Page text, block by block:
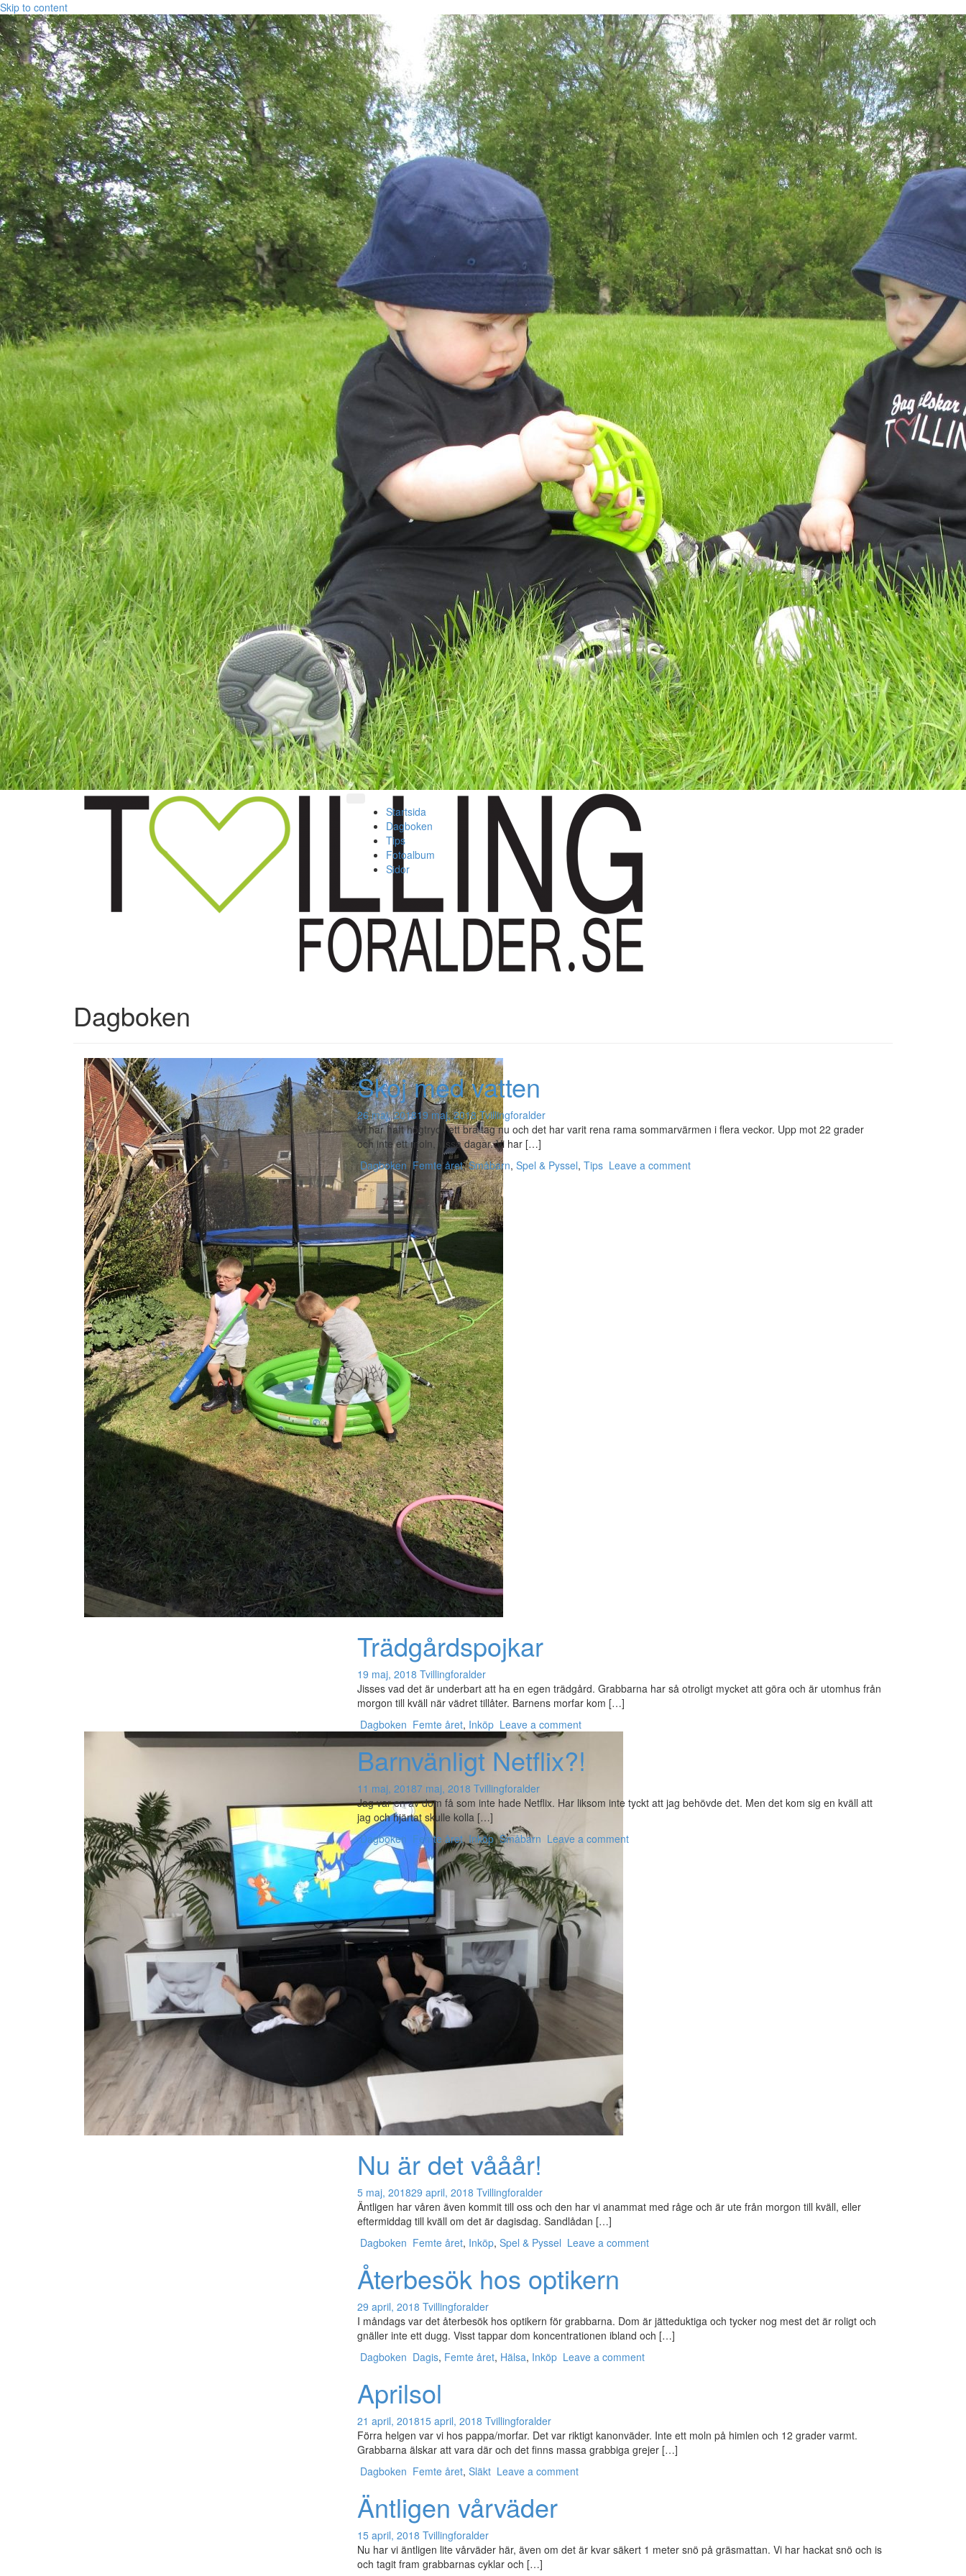
Skip to content
Startsida
Dagboken
Tips
Fotoalbum
Sidor
Dagboken
Skoj med vatten
26 maj, 201819 maj, 2018 Tvillingforalder
Vi har haft högtryck ett bra tag nu och det har varit rena rama sommarvärmen i flera veckor. Upp mot 22 grader
och inte ett moln, vissa dagar. Vi har […]
Dagboken Femte året,Småbarn, Spel & Pyssel, Tips Leave a comment
Trädgårdspojkar
19 maj, 2018 Tvillingforalder
Jisses vad det är underbart att ha en egen trädgård. Grabbarna har så otroligt mycket att göra och är utomhus från
morgon till kväll när vädret tillåter. Barnens morfar kom […]
Dagboken Femte året, Inköp Leave a comment
Barnvänligt Netflix?!
11 maj, 20187 maj, 2018 Tvillingforalder
Jag var en av dom få som inte hade Netflix. Har liksom inte tyckt att jag behövde det. Men det kom sig en kväll att
jag och hjärtat skulle kolla […]
Dagboken Femte året, Inköp,Småbarn Leave a comment
Nu är det vååår!
5 maj, 201829 april, 2018 Tvillingforalder
Äntligen har våren även kommit till oss och den har vi anammat med råge och är ute från morgon till kväll, eller
eftermiddag till kväll om det är dagisdag. Sandlådan […]
Dagboken Femte året, Inköp, Spel & Pyssel Leave a comment
Återbesök hos optikern
29 april, 2018 Tvillingforalder
I måndags var det återbesök hos optikern för grabbarna. Dom är jätteduktiga och tycker nog mest det är roligt och
gnäller inte ett dugg. Visst tappar dom koncentrationen ibland och […]
Dagboken Dagis, Femte året, Hälsa, Inköp Leave a comment
Aprilsol
21 april, 201815 april, 2018 Tvillingforalder
Förra helgen var vi hos pappa/morfar. Det var riktigt kanonväder. Inte ett moln på himlen och 12 grader varmt.
Grabbarna älskar att vara där och det finns massa grabbiga grejer […]
Dagboken Femte året, Släkt Leave a comment
Äntligen vårväder
15 april, 2018 Tvillingforalder
Nu har vi äntligen lite vårväder här, även om det är kvar säkert 1 meter snö på gräsmattan. Vi har hackat snö och is
och tagit fram grabbarnas cyklar och […]